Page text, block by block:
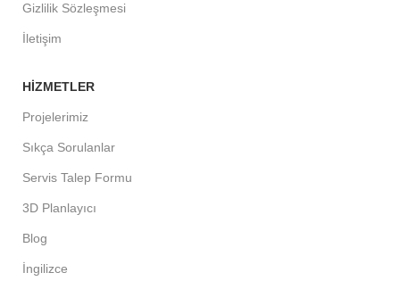
Gizlilik Sözleşmesi
İletişim
HIZMETLER
Projelerimiz
Sıkça Sorulanlar
Servis Talep Formu
3D Planlayıcı
Blog
İngilizce